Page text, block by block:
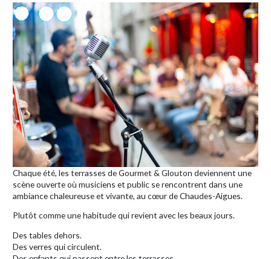
Chaque été, les terrasses de Gourmet & Glouton deviennent une
scène ouverte où musiciens et public se rencontrent dans une
ambiance chaleureuse et vivante, au cœur de Chaudes-Aigues.
Plutôt comme une habitude qui revient avec les beaux jours.
Des tables dehors.
Des verres qui circulent.